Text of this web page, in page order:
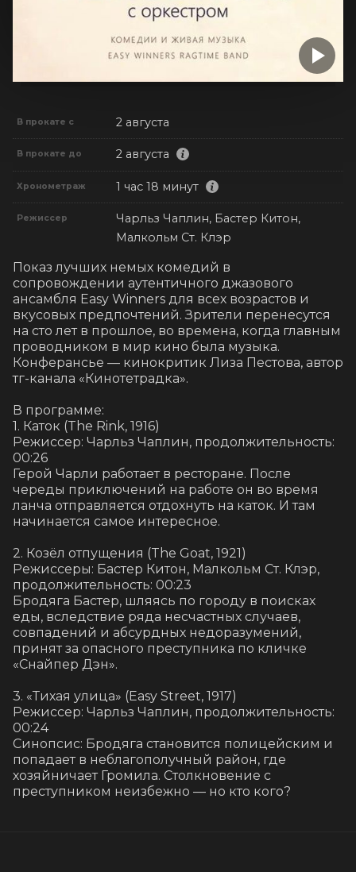
В прокате с 2 августа
В прокате до 2 августа
Хронометраж 1 час 18 минут
Режиссер
Чарльз Чаплин, Бастер Китон,
Малкольм Ст. Клэр
Показ лучших немых комедий в
сопровождении аутентичного джазового
ансамбля Easy Winners для всех возрастов и
вкусовых предпочтений. Зрители перенесутся
на сто лет в прошлое, во времена, когда главным
проводником в мир кино была музыка.
Конферансье — кинокритик Лиза Пестова, автор
тг-канала «Кинотетрадка».
В программе:
1. Каток (The Rink, 1916)
Режиссер: Чарльз Чаплин, продолжительность:
00:26
Герой Чарли работает в ресторане. После
череды приключений на работе он во время
ланча отправляется отдохнуть на каток. И там
начинается самое интересное.
2. Козёл отпущения (The Goat, 1921)
Режиссеры: Бастер Китон, Малкольм Ст. Клэр,
продолжительность: 00:23
Бродяга Бастер, шляясь по городу в поисках
еды, вследствие ряда несчастных случаев,
совпадений и абсурдных недоразумений,
принят за опасного преступника по кличке
«Снайпер Дэн».
3. «Тихая улица» (Easy Street, 1917)
Режиссер: Чарльз Чаплин, продолжительность:
00:24
Синопсис: Бродяга становится полицейским и
попадает в неблагополучный район, где
хозяйничает Громила. Столкновение с
преступником неизбежно — но кто кого?